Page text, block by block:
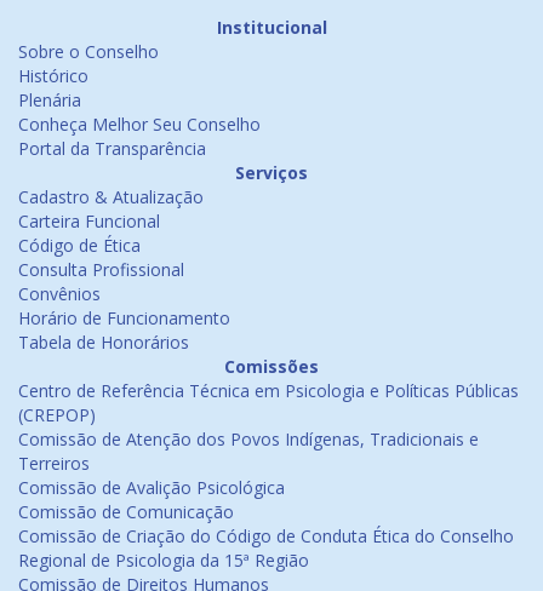
Institucional
Sobre o Conselho
Histórico
Plenária
Conheça Melhor Seu Conselho
Portal da Transparência
Serviços
Cadastro & Atualização
Carteira Funcional
Código de Ética
Consulta Profissional
Convênios
Horário de Funcionamento
Tabela de Honorários
Comissões
Centro de Referência Técnica em Psicologia e Políticas Públicas
(CREPOP)
Comissão de Atenção dos Povos Indígenas, Tradicionais e
Terreiros
Comissão de Avalição Psicológica
Comissão de Comunicação
Comissão de Criação do Código de Conduta Ética do Conselho
Regional de Psicologia da 15ª Região
Comissão de Direitos Humanos